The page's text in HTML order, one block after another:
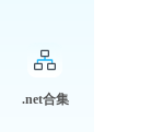
.net合集